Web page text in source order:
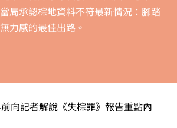
局承認棕地資料不符最新情況：腳踏
力感的最佳出路。